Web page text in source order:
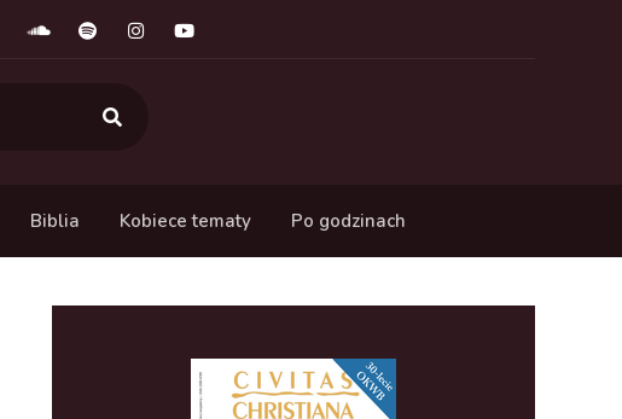
Biblia Kobiece tematy Po godzinach